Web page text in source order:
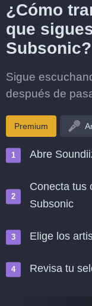
¿Cómo
que
Subsonic?
Sigue
después de
Premium
Abre
Conecta tus
Subsonic
Elige los
Revisa tu